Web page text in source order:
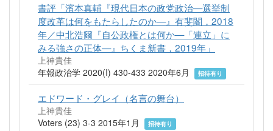
書評「濱本真輔『現代日本の政党政治—選挙制
度改革は何をもたらしたのか—』有斐閣，2018
年／中北浩爾『自公政権とは何か—「連立」に
みる強さの正体—』ちくま新書，2019年」
上神貴佳
年報政治学 2020(I) 430-433 2020年6月
招待有り
エドワード・グレイ（名言の舞台）
上神貴佳
Voters (23) 3-3 2015年1月
招待有り